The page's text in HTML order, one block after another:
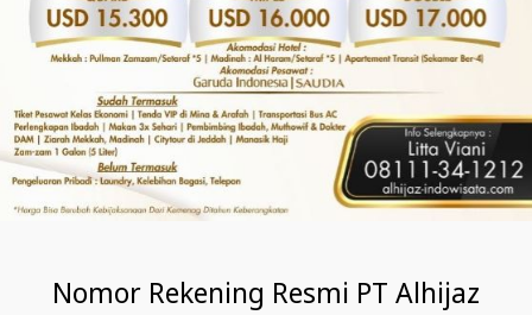
Nomor Rekening Resmi PT Alhijaz